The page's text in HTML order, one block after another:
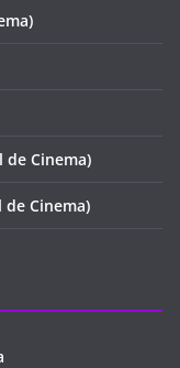
de Cinema)
Cinema)